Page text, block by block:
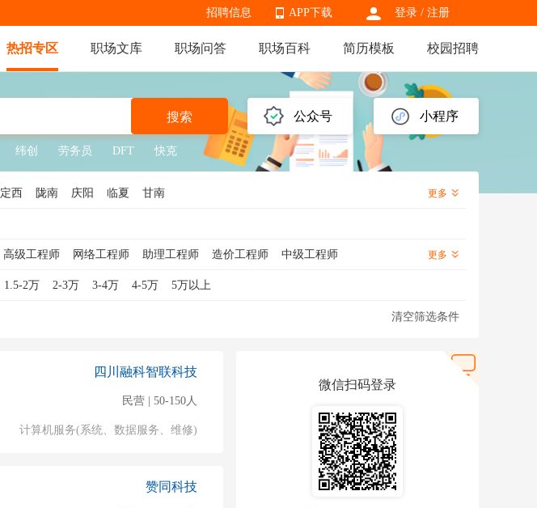
登录 / 注册
APP下载
APP下载
招聘信息
热招专区 职场文库 职场问答 职场百科 简历模板 校园招聘
公众号 小程序
搜索
纬创 劳务员 DFT 快克
定西 陇南 庆阳 临夏 甘南 更多
高级工程师 网络工程师 助理工程师 造价工程师
中级工程师
电子工程师 建筑工程师 设备工程师
更多
1.5-2万 2-3万 3-4万 4-5万 5万以上
清空筛选条件
四川融科智联科技
民营 | 50-150人
计算机服务(系统、数据服务、维修)
赞同科技
微信扫码登录